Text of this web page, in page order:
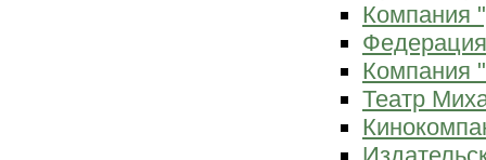
Компания
Компания
Театр